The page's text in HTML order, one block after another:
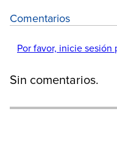
Comentarios
Por favor, inicie
Sin comentarios.